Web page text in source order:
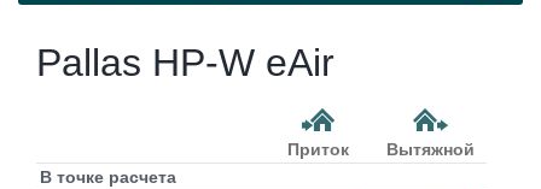
Pallas HP-W eAir
Приток
Вытяжной
В точке расчета